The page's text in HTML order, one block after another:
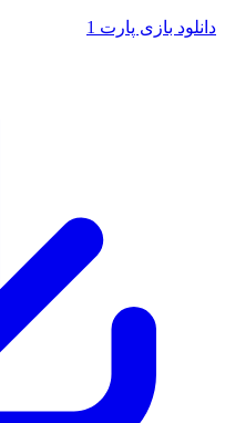
دانلود بازی پارت 1